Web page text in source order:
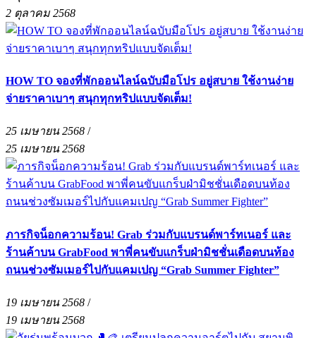
2 ตุลาคม 2568
HOW TO จองที่พักออนไลน์ฉบับมือโปร อยู่สบาย ใช้งานง่าย
จ่ายราคาเบาๆ สนุกทุกทริปแบบจัดเต็ม!
25 เมษายน 2568 /
25 เมษายน 2568
ภารกิจน็อกความร้อน! Grab ร่วมกับแบรนด์พาร์ทเนอร์ และ
ร้านค้าบน GrabFood พาพี่คนขับแกร็บฝ่ามิชชั่นเดือดบนท้อง
ถนนช่วงซัมเมอร์ไปกับแคมเปญ “Grab Summer Fighter”
19 เมษายน 2568 /
19 เมษายน 2568